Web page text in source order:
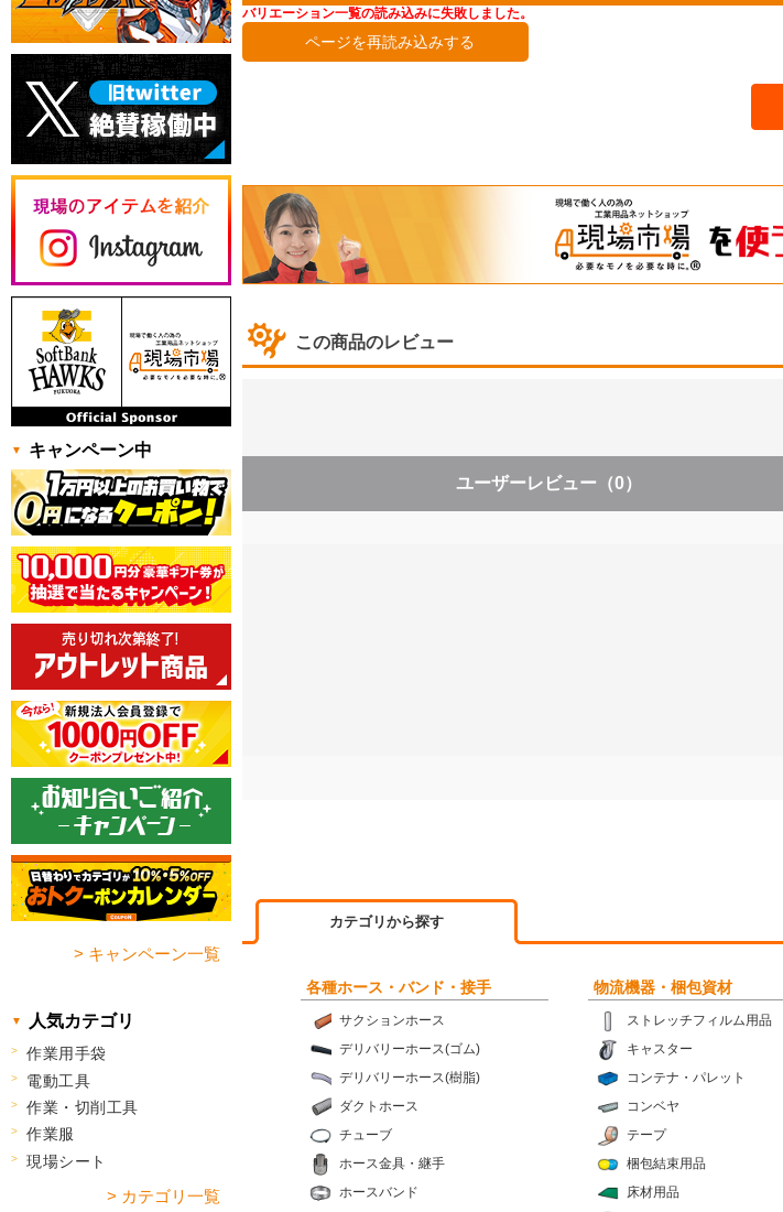
バリエーション一覧の読み込みに失敗しました。
ページを再読み込みする
この商品のレビュー
ユーザーレビュー （0）
カテゴリから探す
各種ホース・バンド・接手
サクションホース
デリバリーホース(ゴム)
デリバリーホース(樹脂)
ダクトホース
チューブ
ホース金具・継手
ホースバンド
物流機器・梱包資材
ストレッチフィルム用品
キャスター
コンテナ・パレット
コンベヤ
テープ
梱包結束用品
床材用品
キャンペーン中
> キャンペーン一覧
人気カテゴリ
作業用手袋
電動工具
作業・切削工具
作業服
現場シート
> カテゴリ一覧